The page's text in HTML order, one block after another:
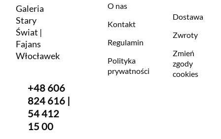
Galeria
Stary
Świat |
Fajans
Włocławek
+48 606
824 616 |
54 412
15 00
O nas
Kontakt
Regulamin
Polityka
prywatności
Dostawa
Zwroty
Zmień
zgody
cookies